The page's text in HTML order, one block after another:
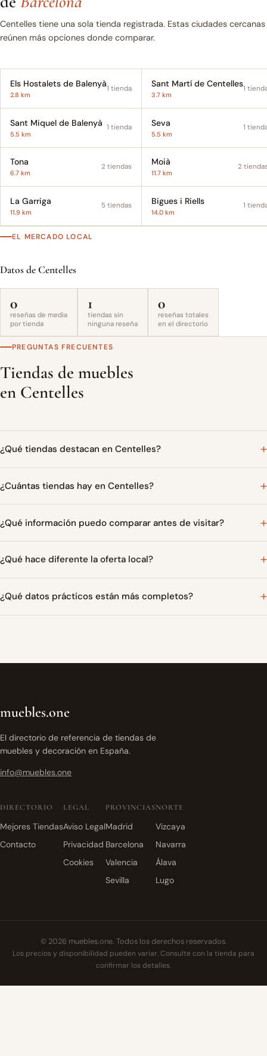
Centelles tiene una sola tienda registrada. Estas ciudades cercanas
reúnen más opciones donde comparar.
Els Hostalets de Balenyà
2.8 km
1 tienda Sant Martí de Centelles
3.7 km
1
Sant Miquel de Balenyà
5.5 km
1 tienda Seva
5.5 km
1
Tona
6.7 km
2 tiendas Moià
11.7 km
2
La Garriga
11.9 km
5 tiendas Bigues i Riells
14.0 km
1
EL MERCADO LOCAL
Datos de Centelles
0
reseñas de media
por tienda
1
tiendas sin
ninguna reseña
0
reseñas totales
en el directorio
PREGUNTAS FRECUENTES
Tiendas de muebles
en Centelles
¿Qué tiendas destacan en Centelles?
¿Cuántas tiendas hay en Centelles?
¿Qué información puedo comparar antes de visitar?
¿Qué hace diferente la oferta local?
¿Qué datos prácticos están más completos?
muebles.one
El directorio de referencia de tiendas de
muebles y decoración en España.
info@muebles.one
DIRECTORIO
Mejores Tiendas
Contacto
LEGAL
Aviso Legal
Privacidad
Cookies
PROVINCIAS
Madrid
Barcelona
Valencia
Sevilla
NORTE
Vizcaya
Navarra
Álava
Lugo
© 2026 muebles.one. Todos los derechos reservados.
Los precios y disponibilidad pueden variar. Consulte con la tienda para
confirmar los detalles.